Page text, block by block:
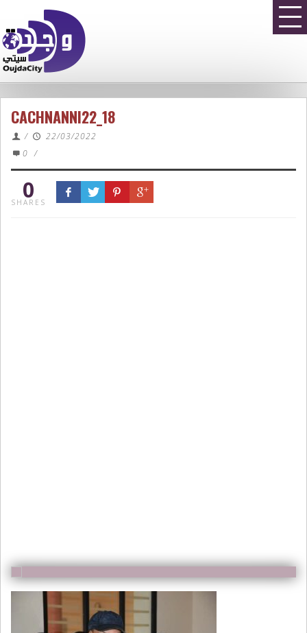
CACHNANNI22_18
/
22/03/2022
0 /
0
SHARES